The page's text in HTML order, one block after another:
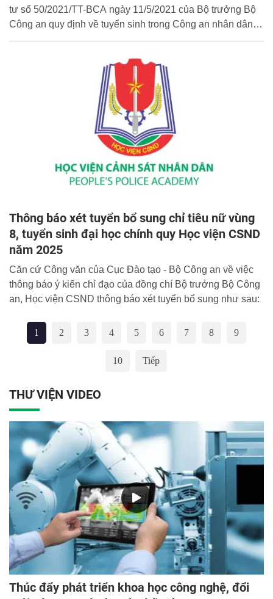
tư số 50/2021/TT-BCA ngày 11/5/2021 của Bộ trưởng Bộ
Công an quy định về tuyển sinh trong Công an nhân dân;
Thông báo xét tuyển bổ sung chỉ tiêu nữ vùng
8, tuyển sinh đại học chính quy Học viện CSND
năm 2025
Căn cứ Công văn của Cục Đào tạo - Bộ Công an về việc
thông báo ý kiến chỉ đạo của đồng chí Bộ trưởng Bộ Công
an, Học viện CSND thông báo xét tuyển bổ sung như sau:
1 2 3 4 5 6 7 8 9
10 Tiếp
THƯ VIỆN VIDEO
Thúc đẩy phát triển khoa học công nghệ, đổi